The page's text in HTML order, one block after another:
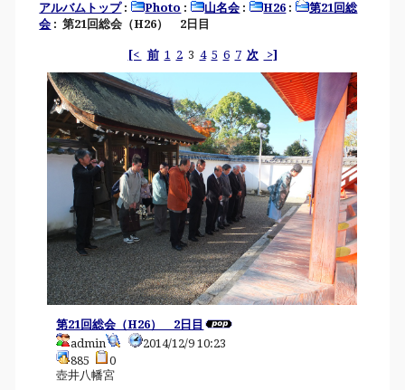
アルバムトップ: Photo : 山名会 : H26 :
第21回総
会 : 第21回総会（H26） 2日目
[< 前 1 23 4 5 6 7 次 >]
第21回総会（H26） 2日目
admin
2014/12/9 10:23
885
0
壺井八幡宮